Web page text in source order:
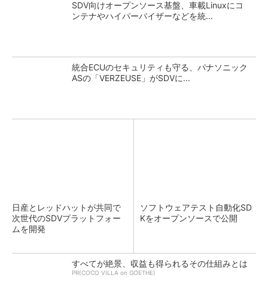
SDV向けオープンソース基盤、車載Linuxにコ
ンテナやハイパーバイザーなどを統...
統合ECUのセキュリティも守る、パナソニック
ASの「VERZEUSE」がSDVに...
日産とレッドハットが共同で
次世代のSDVプラットフォー
ムを開発
ソフトウェアテスト自動化SD
Kをオープンソースで公開
すべてが絶景、収益も得られるその仕組みとは
PR(COCO VILLA on GOETHE)